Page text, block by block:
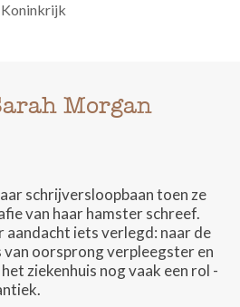
Morgan
schrijversloopbaan toen ze
van haar hamster schreef.
aandacht iets verlegd: naar de
van oorsprong verpleegster en
ziekenhuis nog vaak een rol -